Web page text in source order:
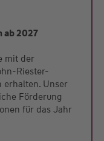
ab 2027
mit der
Riester-
erhalten. Unser
Förderung
für das Jahr